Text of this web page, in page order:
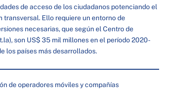
de acceso de los ciudadanos potenciando el
Ello requiere un entorno de
necesarias, que según el Centro de
son US$ 35 mil millones en el período 2020-
los países más desarrollados.
de operadores móviles y compañías